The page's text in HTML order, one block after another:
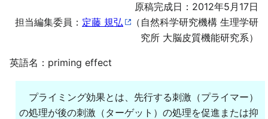
原稿完成日：2012年5月17日
担当編集委員： 定藤 規弘
（自然科学研究機構 生理学研
究所 大脳皮質機能研究系）
英語名：priming effect
プライミング効果とは、先行する刺激（プライマー）
の処理が後の刺激（ターゲット）の処理を促進または抑